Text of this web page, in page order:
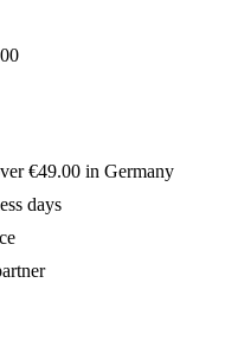
€49.00 in Germany
days